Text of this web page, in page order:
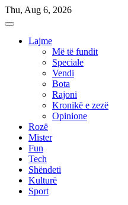
Skip
to
Thu, Aug 6, 2026
Lajme
Më të fundit
Speciale
Vendi
Bota
Rajoni
Kronikë e zezë
Opinione
Rozë
Mister
Fun
Tech
Shëndeti
Kulturë
Sport